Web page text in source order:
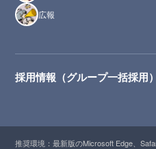
広報
採用情報（グループ一括採用）
推奨環境：最新版のMicrosoft Edge、